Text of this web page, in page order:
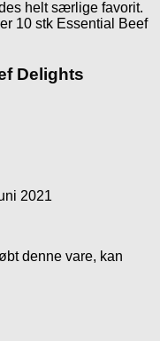
helt særlige favorit.
10 stk Essential Beef
Delights
2021
denne vare, kan